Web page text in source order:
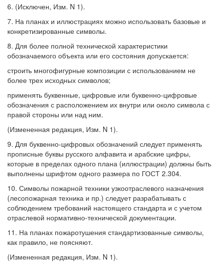
6. (Исключен, Изм. N 1).
7. На планах и иллюстрациях можно использовать базовые и
конкретизированные символы.
8. Для более полной технической характеристики
обозначаемого объекта или его состояния допускается:
строить многофигурные композиции с использованием не
более трех исходных символов;
применять буквенные, цифровые или буквенно-цифровые
обозначения с расположением их внутри или около символа с
правой стороны или над ним.
(Измененная редакция, Изм. N 1).
9. Для буквенно-цифровых обозначений следует применять
прописные буквы русского алфавита и арабские цифры,
которые в пределах одного плана (иллюстрации) должны быть
выполнены шрифтом одного размера по ГОСТ 2.304.
10. Символы пожарной техники узкоотраслевого назначения
(лесопожарная техника и пр.) следует разрабатывать с
соблюдением требований настоящего стандарта и с учетом
отраслевой нормативно-технической документации.
11. На планах пожаротушения стандартизованные символы,
как правило, не поясняют.
(Измененная редакция, Изм. N 1).